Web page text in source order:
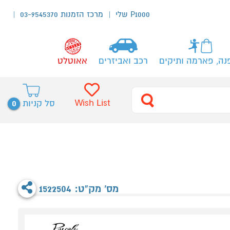
P1000 שלי מרכז הזמנות 03-9545370
פארמה ותיקים רכב ואביזרים אאוטלט
סל קניות 0 Wish List
מס' מק"ט: 1522504